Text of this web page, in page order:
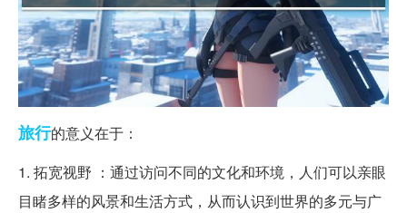
旅行的意义在于：
1. 拓宽视野 ：通过访问不同的文化和环境，人们可以亲眼
目睹多样的风景和生活方式，从而认识到世界的多元与广